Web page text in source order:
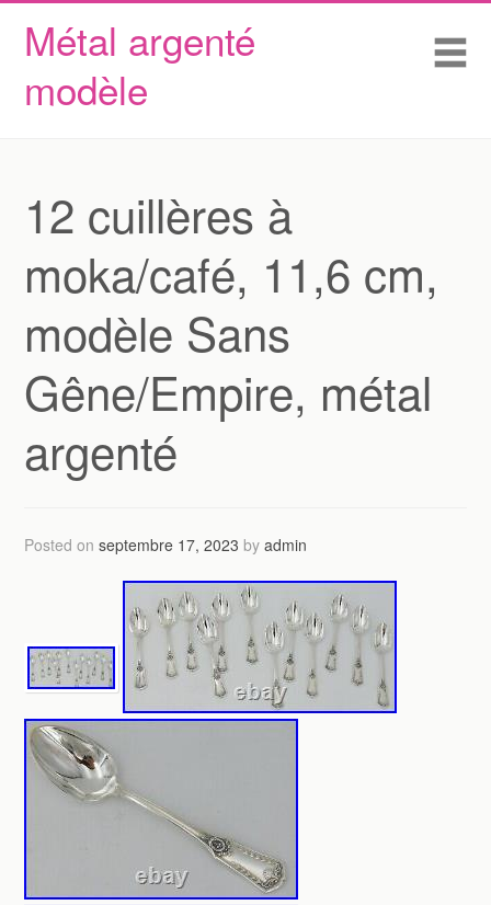
Métal argenté
modèle
Skip to content
Accueil
Conditions d’utilisation
12 cuillères à
moka/café, 11,6 cm,
modèle Sans
Gêne/Empire, métal
argenté
Posted onseptembre 17, 2023 byadmin